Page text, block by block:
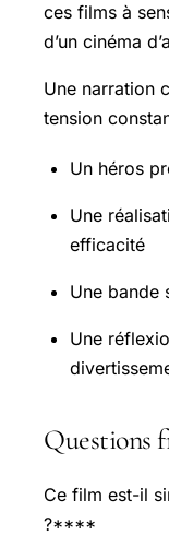
ces films à
d’un cinéma
Une narration
tension
Un héros
Une
efficacité
Une bande
Une
Questions
Ce film est-il
?****